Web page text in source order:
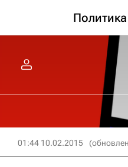
Политика
01:44 10.02.2015